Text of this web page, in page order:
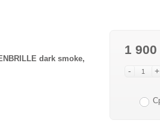
1
- +
dark smoke,